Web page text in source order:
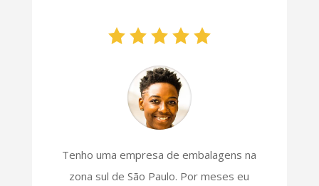
Tenho uma empresa de embalagens na
zona sul de São Paulo. Por meses eu